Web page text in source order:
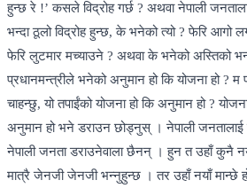
हुन्छ रे !’ कसले विद्रोह गर्छ ? अथवा नेपाली
भन्दा ठूलो विद्रोह हुन्छ, के भनेको त्यो ? फेरि आगो
फेरि लुटमार मच्याउने ? अथवा के भनेको अस्तिको
प्रधानमन्त्रीले भनेको अनुमान हो कि योजना हो ? म
चाहन्छु, यो तपाईंको योजना हो कि अनुमान हो ?
अनुमान हो भने डराउन छोड्नुस् । नेपाली
नेपाली जनता डराउनेवाला छैनन् । हुन त उहाँ कुनै
मात्रै जेनजी जेनजी भन्नुहुन्छ । तर उहाँ नयाँ मान्छे